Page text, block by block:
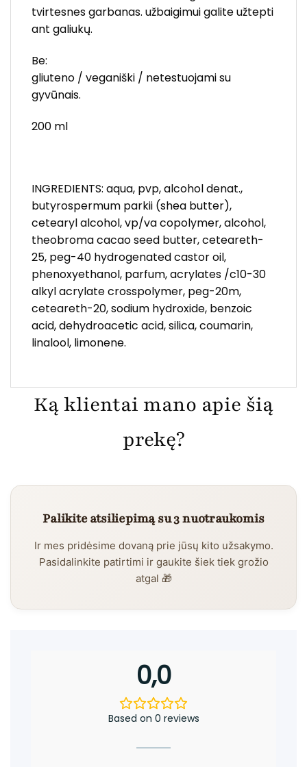
tvirtesnes garbanas. užbaigimui galite užtepti
ant galiukų.
Be:
gliuteno / veganiški / netestuojami su
gyvūnais.
200 ml
INGREDIENTS: aqua, pvp, alcohol denat.,
butyrospermum parkii (shea butter),
cetearyl alcohol, vp/va copolymer, alcohol,
theobroma cacao seed butter, ceteareth-
25, peg-40 hydrogenated castor oil,
phenoxyethanol, parfum, acrylates /c10-30
alkyl acrylate crosspolymer, peg-20m,
ceteareth-20, sodium hydroxide, benzoic
acid, dehydroacetic acid, silica, coumarin,
linalool, limonene.
Ką klientai mano apie šią
prekę?
Palikite atsiliepimą su 3 nuotraukomis
Ir mes pridėsime dovaną prie jūsų kito užsakymo.
Pasidalinkite patirtimi ir gaukite šiek tiek grožio
atgal 🎁
0,0
Based on 0 reviews